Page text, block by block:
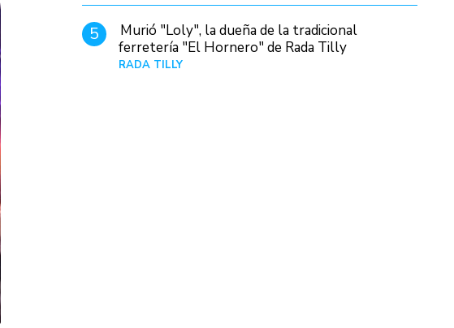
5
Murió "Loly", la dueña de la tradicional
ferretería "El Hornero" de Rada Tilly
RADA TILLY